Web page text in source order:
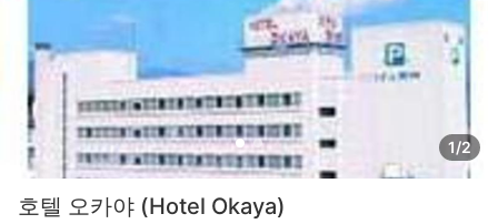
1/2
호텔 오카야 (Hotel Okaya)